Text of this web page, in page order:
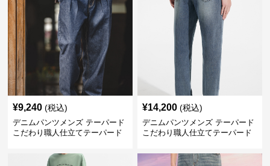
¥9,240 (税込)
デニムパンツメンズ テーパード
こだわり職人仕立てテーパード
¥14,200 (税込)
デニムパンツメンズ テーパード
こだわり職人仕立てテーパード